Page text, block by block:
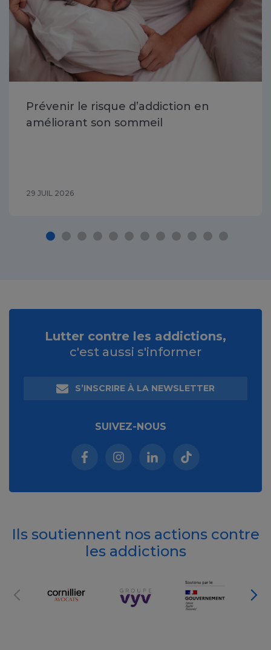
Prévenir le risque d’addiction en
améliorant son sommeil
29 JUIL 2026
Lutter contre les addictions,
c'est aussi s'informer
S’INSCRIRE À LA NEWSLETTER
SUIVEZ-NOUS
Facebook (nouvelle fenêtre)
Instagram (nouvelle fenêtre)
Linkedin (nouvelle
Tiktok (nouvelle
Ils soutiennent nos actions contre
les addictions